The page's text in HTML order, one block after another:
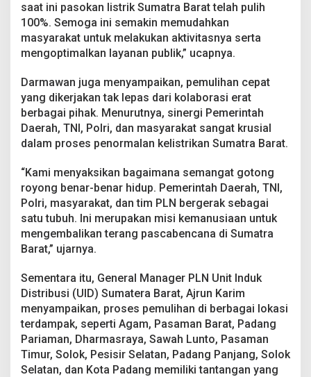
saat ini pasokan listrik Sumatra Barat telah pulih
100%. Semoga ini semakin memudahkan
masyarakat untuk melakukan aktivitasnya serta
mengoptimalkan layanan publik,” ucapnya.
Darmawan juga menyampaikan, pemulihan cepat
yang dikerjakan tak lepas dari kolaborasi erat
berbagai pihak. Menurutnya, sinergi Pemerintah
Daerah, TNI, Polri, dan masyarakat sangat krusial
dalam proses penormalan kelistrikan Sumatra Barat.
“Kami menyaksikan bagaimana semangat gotong
royong benar-benar hidup. Pemerintah Daerah, TNI,
Polri, masyarakat, dan tim PLN bergerak sebagai
satu tubuh. Ini merupakan misi kemanusiaan untuk
mengembalikan terang pascabencana di Sumatra
Barat,” ujarnya.
Sementara itu, General Manager PLN Unit Induk
Distribusi (UID) Sumatera Barat, Ajrun Karim
menyampaikan, proses pemulihan di berbagai lokasi
terdampak, seperti Agam, Pasaman Barat, Padang
Pariaman, Dharmasraya, Sawah Lunto, Pasaman
Timur, Solok, Pesisir Selatan, Padang Panjang, Solok
Selatan, dan Kota Padang memiliki tantangan yang